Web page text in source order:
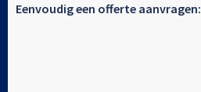
Eenvoudig een offerte aanvragen: